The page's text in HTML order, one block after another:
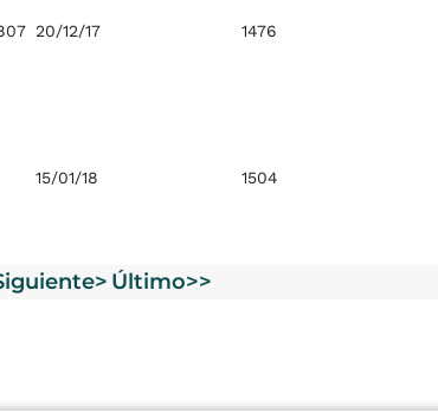
20/12/17 1476
15/01/18 1504
Último>>